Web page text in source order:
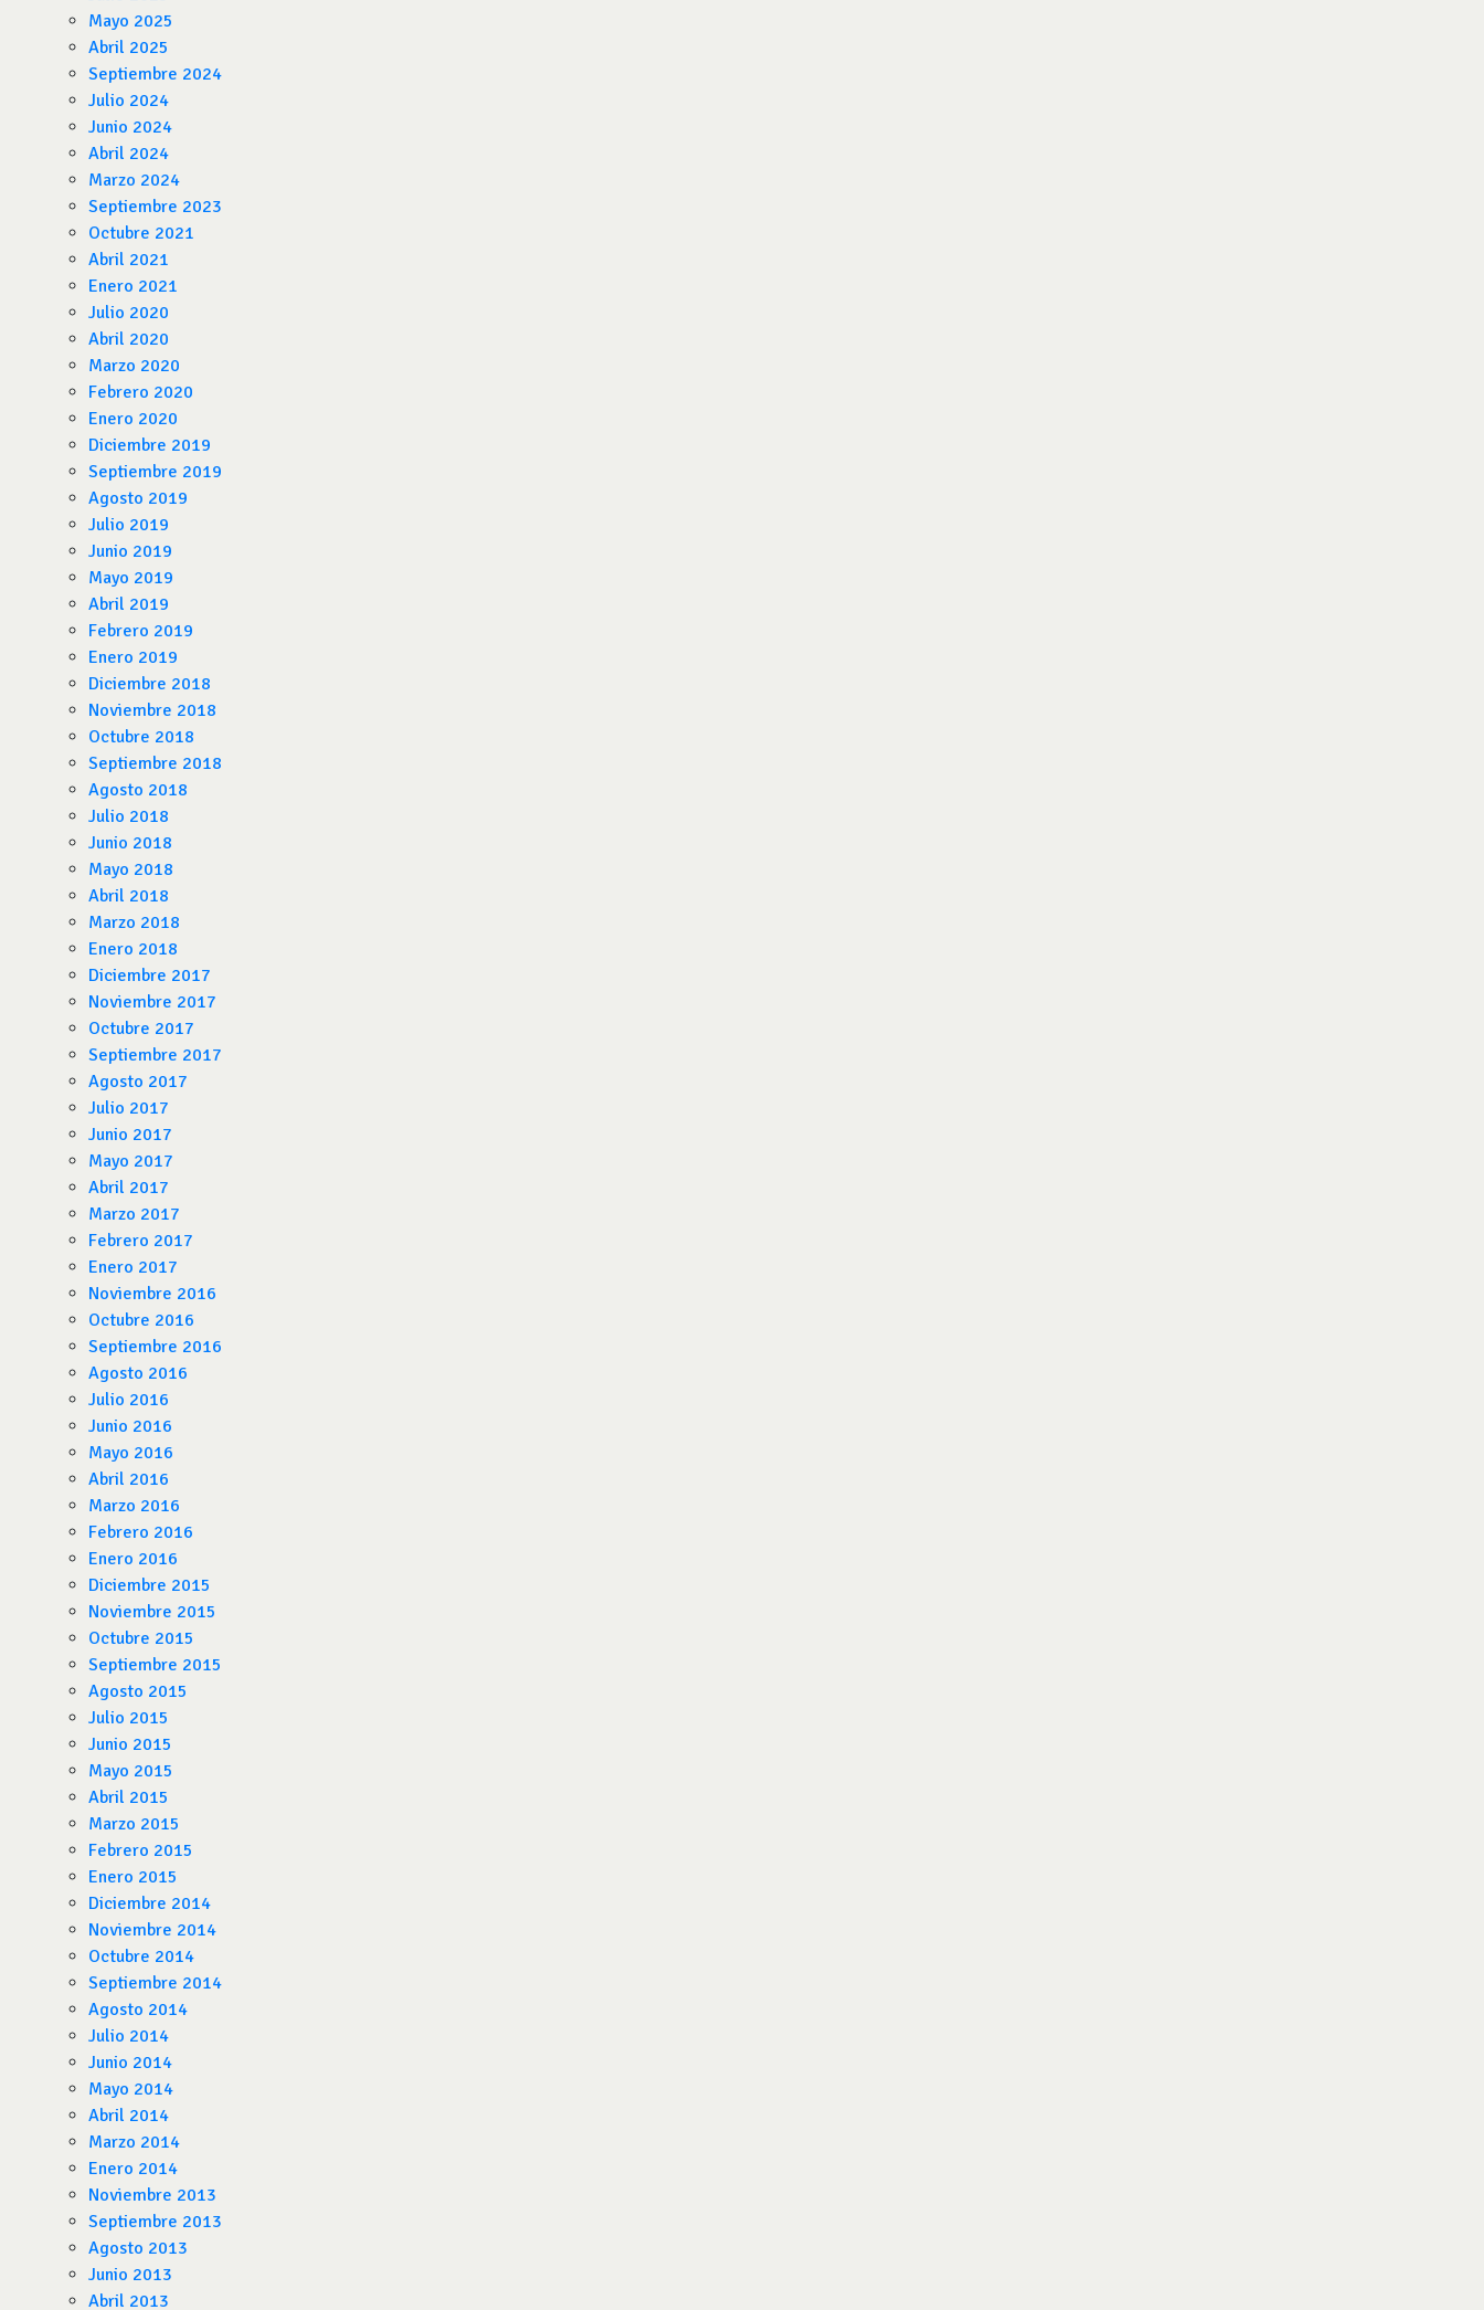
Mayo 2025
Abril 2025
Septiembre 2024
Julio 2024
Junio 2024
Abril 2024
Marzo 2024
Septiembre 2023
Octubre 2021
Abril 2021
Enero 2021
Julio 2020
Abril 2020
Marzo 2020
Febrero 2020
Enero 2020
Diciembre 2019
Septiembre 2019
Agosto 2019
Julio 2019
Junio 2019
Mayo 2019
Abril 2019
Febrero 2019
Enero 2019
Diciembre 2018
Noviembre 2018
Octubre 2018
Septiembre 2018
Agosto 2018
Julio 2018
Junio 2018
Mayo 2018
Abril 2018
Marzo 2018
Enero 2018
Diciembre 2017
Noviembre 2017
Octubre 2017
Septiembre 2017
Agosto 2017
Julio 2017
Junio 2017
Mayo 2017
Abril 2017
Marzo 2017
Febrero 2017
Enero 2017
Noviembre 2016
Octubre 2016
Septiembre 2016
Agosto 2016
Julio 2016
Junio 2016
Mayo 2016
Abril 2016
Marzo 2016
Febrero 2016
Enero 2016
Diciembre 2015
Noviembre 2015
Octubre 2015
Septiembre 2015
Agosto 2015
Julio 2015
Junio 2015
Mayo 2015
Abril 2015
Marzo 2015
Febrero 2015
Enero 2015
Diciembre 2014
Noviembre 2014
Octubre 2014
Septiembre 2014
Agosto 2014
Julio 2014
Junio 2014
Mayo 2014
Abril 2014
Marzo 2014
Enero 2014
Noviembre 2013
Septiembre 2013
Agosto 2013
Junio 2013
Abril 2013